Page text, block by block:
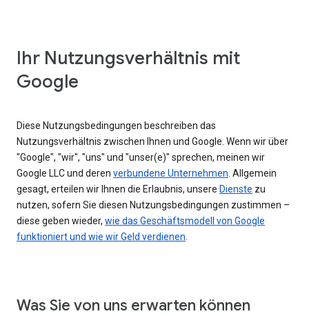
Ihr Nutzungsverhältnis mit
Google
Diese Nutzungsbedingungen beschreiben das
Nutzungsverhältnis zwischen Ihnen und Google. Wenn wir über
"Google", "wir", "uns" und "unser(e)" sprechen, meinen wir
Google LLC und deren verbundene Unternehmen . Allgemein
gesagt, erteilen wir Ihnen die Erlaubnis, unsere Dienste zu
nutzen, sofern Sie diesen Nutzungsbedingungen zustimmen –
diese geben wieder, wie das Geschäftsmodell von Google
funktioniert und wie wir Geld verdienen
Was Sie von uns erwarten können